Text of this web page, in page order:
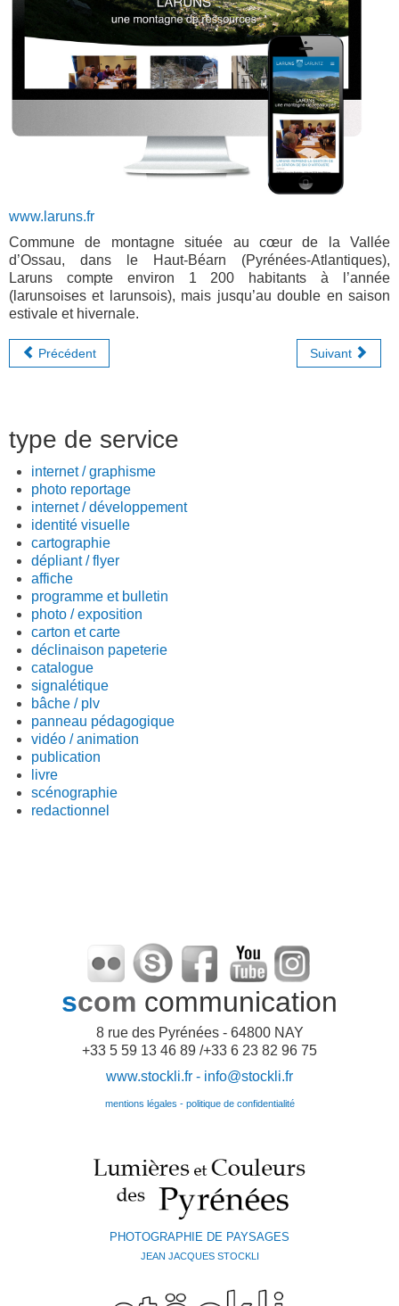
www.laruns.fr
Commune de montagne située au cœur de la Vallée
d’Ossau, dans le Haut-Béarn (Pyrénées-Atlantiques),
Laruns compte environ 1 200 habitants à l’année
(larunsoises et larunsois), mais jusqu’au double en saison
estivale et hivernale.
Précédent Suivant
type de service
internet / graphisme
photo reportage
internet / développement
identité visuelle
cartographie
dépliant / flyer
affiche
programme et bulletin
photo / exposition
carton et carte
déclinaison papeterie
catalogue
signalétique
bâche / plv
panneau pédagogique
vidéo / animation
publication
livre
scénographie
redactionnel
scom communication
8 rue des Pyrénées - 64800 NAY
+33 5 59 13 46 89 /+33 6 23 82 96 75
www.stockli.fr - info@stockli.fr
mentions légales - politique de confidentialité
PHOTOGRAPHIE DE PAYSAGES
JEAN JACQUES STOCKLI